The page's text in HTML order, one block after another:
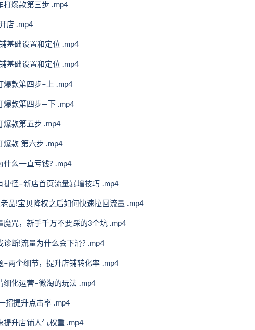
打爆款第三步 .mp4
店 .mp4
基础设置和定位 .mp4
基础设置和定位 .mp4
爆款第四步–上 .mp4
爆款第四步—下 .mp4
爆款第五步 .mp4
爆款 第六步 .mp4
什么一直亏钱? .mp4
捷径–新店首页流量暴增技巧 .mp4
品!宝贝降权之后如何快速拉回流量 .mp4
魔咒，新手千万不要踩的3个坑 .mp4
诊断!流量为什么会下滑? .mp4
–两个细节，提升店铺转化率 .mp4
细化运营–微淘的玩法 .mp4
招提升点击率 .mp4
提升店铺人气权重 .mp4